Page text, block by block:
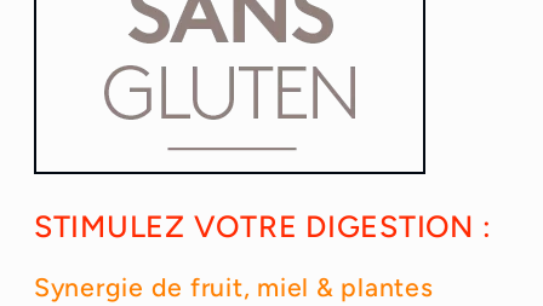
STIMULEZ VOTRE DIGESTION :
Synergie de fruit, miel & plantes